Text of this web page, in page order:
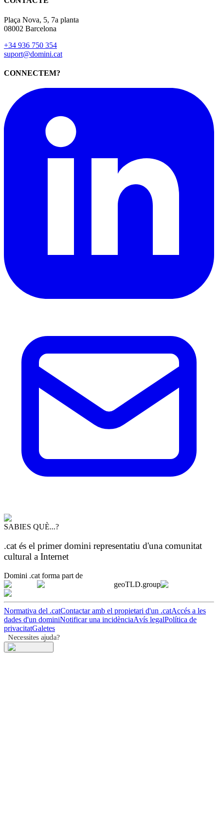
Plaça Nova, 5, 7a planta
08002 Barcelona
+34 936 750 354
suport@domini.cat
CONNECTEM?
SABIES QUÈ...?
.cat és el primer domini representatiu d'una comunitat
cultural a Internet
Domini .cat forma part de
geoTLD.group
Normativa del .catContactar amb el propietari d'un .catAccés a les
dades d'un dominiNotificar una incidènciaAvís legalPolítica de
privacitatGaletes
Necessites ajuda?